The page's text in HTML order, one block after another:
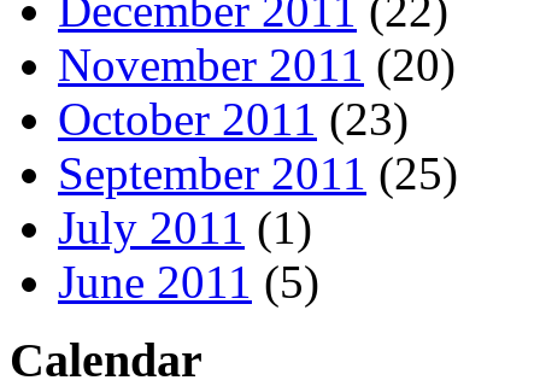
December 2011 (22)
November 2011 (20)
October 2011 (23)
September 2011 (25)
July 2011 (1)
June 2011 (5)
Calendar